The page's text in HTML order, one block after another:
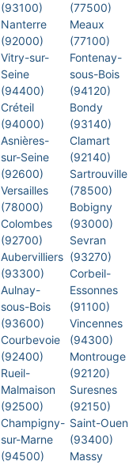
(93100)
Nanterre
(92000)
Vitry-sur-
Seine
(94400)
Créteil
(94000)
Asnières-
sur-Seine
(92600)
Versailles
(78000)
Colombes
(92700)
Aubervilliers
(93300)
Aulnay-
sous-Bois
(93600)
Courbevoie
(92400)
Rueil-
Malmaison
(92500)
Champigny-
sur-Marne
(94500)
(77500)
Meaux
(77100)
Fontenay-
sous-Bois
(94120)
Bondy
(93140)
Clamart
(92140)
Sartrouville
(78500)
Bobigny
(93000)
Sevran
(93270)
Corbeil-
Essonnes
(91100)
Vincennes
(94300)
Montrouge
(92120)
Suresnes
(92150)
Saint-Ouen
(93400)
Massy